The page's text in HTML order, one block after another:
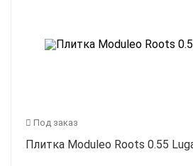
Под заказ
Плитка Moduleo Roots 0.55